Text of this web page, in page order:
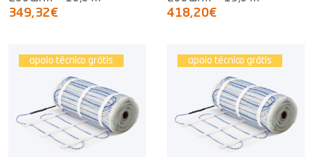
349,32€ 418,20€
apoio técnico grátis apoio técnico grátis